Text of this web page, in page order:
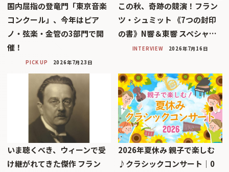
国内屈指の登竜門「東京音楽
コンクール」、今年はピア
ノ・弦楽・金管の3部門で開
催！
PICK UP 2026年7月23日
この秋、奇跡の競演！フラン
ツ・シュミット 《7つの封印
の書》N響＆東響 スペシャ…
INTERVIEW 2026年7月16日
いま聴くべき、ウィーンで受
け継がれてきた傑作 フラン
2026年夏休み 親子で楽しむ
♪クラシックコンサート｜0